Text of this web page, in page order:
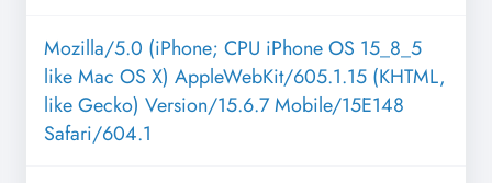
Mozilla/5.0 (iPhone; CPU iPhone OS 15_8_5
like Mac OS X) AppleWebKit/605.1.15 (KHTML,
like Gecko) Version/15.6.7 Mobile/15E148
Safari/604.1